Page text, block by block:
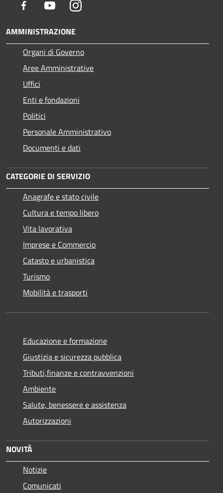
Facebook YoutubeInstagram
AMMINISTRAZIONE
Organi di Governo
Aree Amministrative
Uffici
Enti e fondazioni
Politici
Personale Amministrativo
Documenti e dati
CATEGORIE DI SERVIZIO
Anagrafe e stato civile
Cultura e tempo libero
Vita lavorativa
Imprese e Commercio
Catasto e urbanistica
Turismo
Mobilità e trasporti
Educazione e formazione
Giustizia e sicurezza pubblica
Tributi,finanze e contravvenzioni
Ambiente
Salute, benessere e assistenza
Autorizzazioni
NOVITÀ
Notizie
Comunicati